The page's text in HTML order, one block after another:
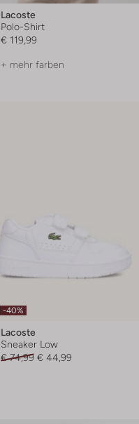
Lacoste
Polo-Shirt
€ 119,99
+ mehr farben
-40%
Lacoste
Sneaker Low
€ 74,99 € 44,99